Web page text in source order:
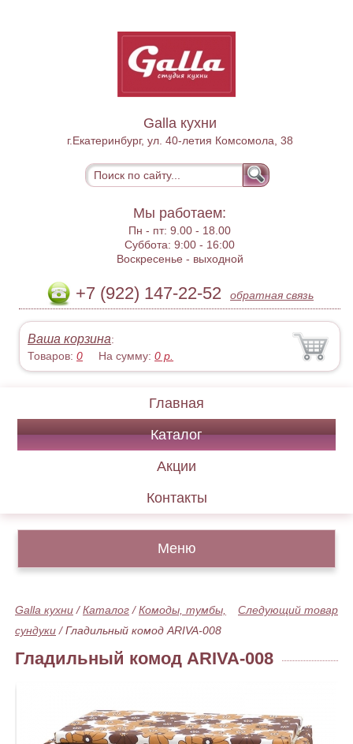
Galla кухни
г.Екатеринбург, ул. 40-летия Комсомола, 38
Мы работаем:
Пн - пт:9.00 - 18.00
Суббота:9:00 - 16:00
Воскресенье - выходной
+7 (922) 147-22-52 обратная связь
Ваша корзина:
Товаров:0 На сумму:0 р.
Главная
Каталог
Акции
Контакты
Меню
Следующий товар
Galla кухни /Каталог /Комоды, тумбы,
сундуки /Гладильный комод ARIVA-008
Гладильный комод ARIVA-008